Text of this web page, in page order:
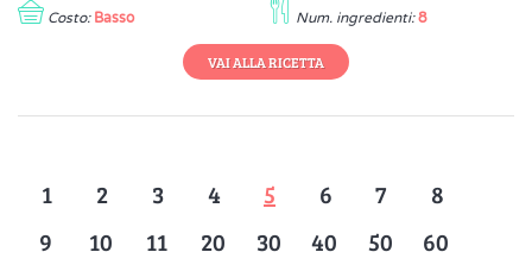
Costo: Basso Num. ingredienti: 8
VAI ALLA RICETTA
1 2 3 4 5 6 7
8
9
10 11 20 30 40 50
60